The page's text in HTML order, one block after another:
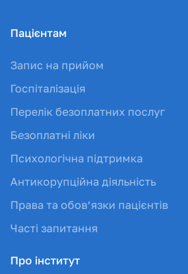
Пацієнтам
Запис на прийом
Госпіталізація
Перелік безоплатних послуг
Безоплатні ліки
Психологічна підтримка
Антикорупційна діяльність
Права та обов’язки пацієнтів
Часті запитання
Про інститут